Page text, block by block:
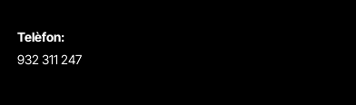
Telèfon:
932 311 247